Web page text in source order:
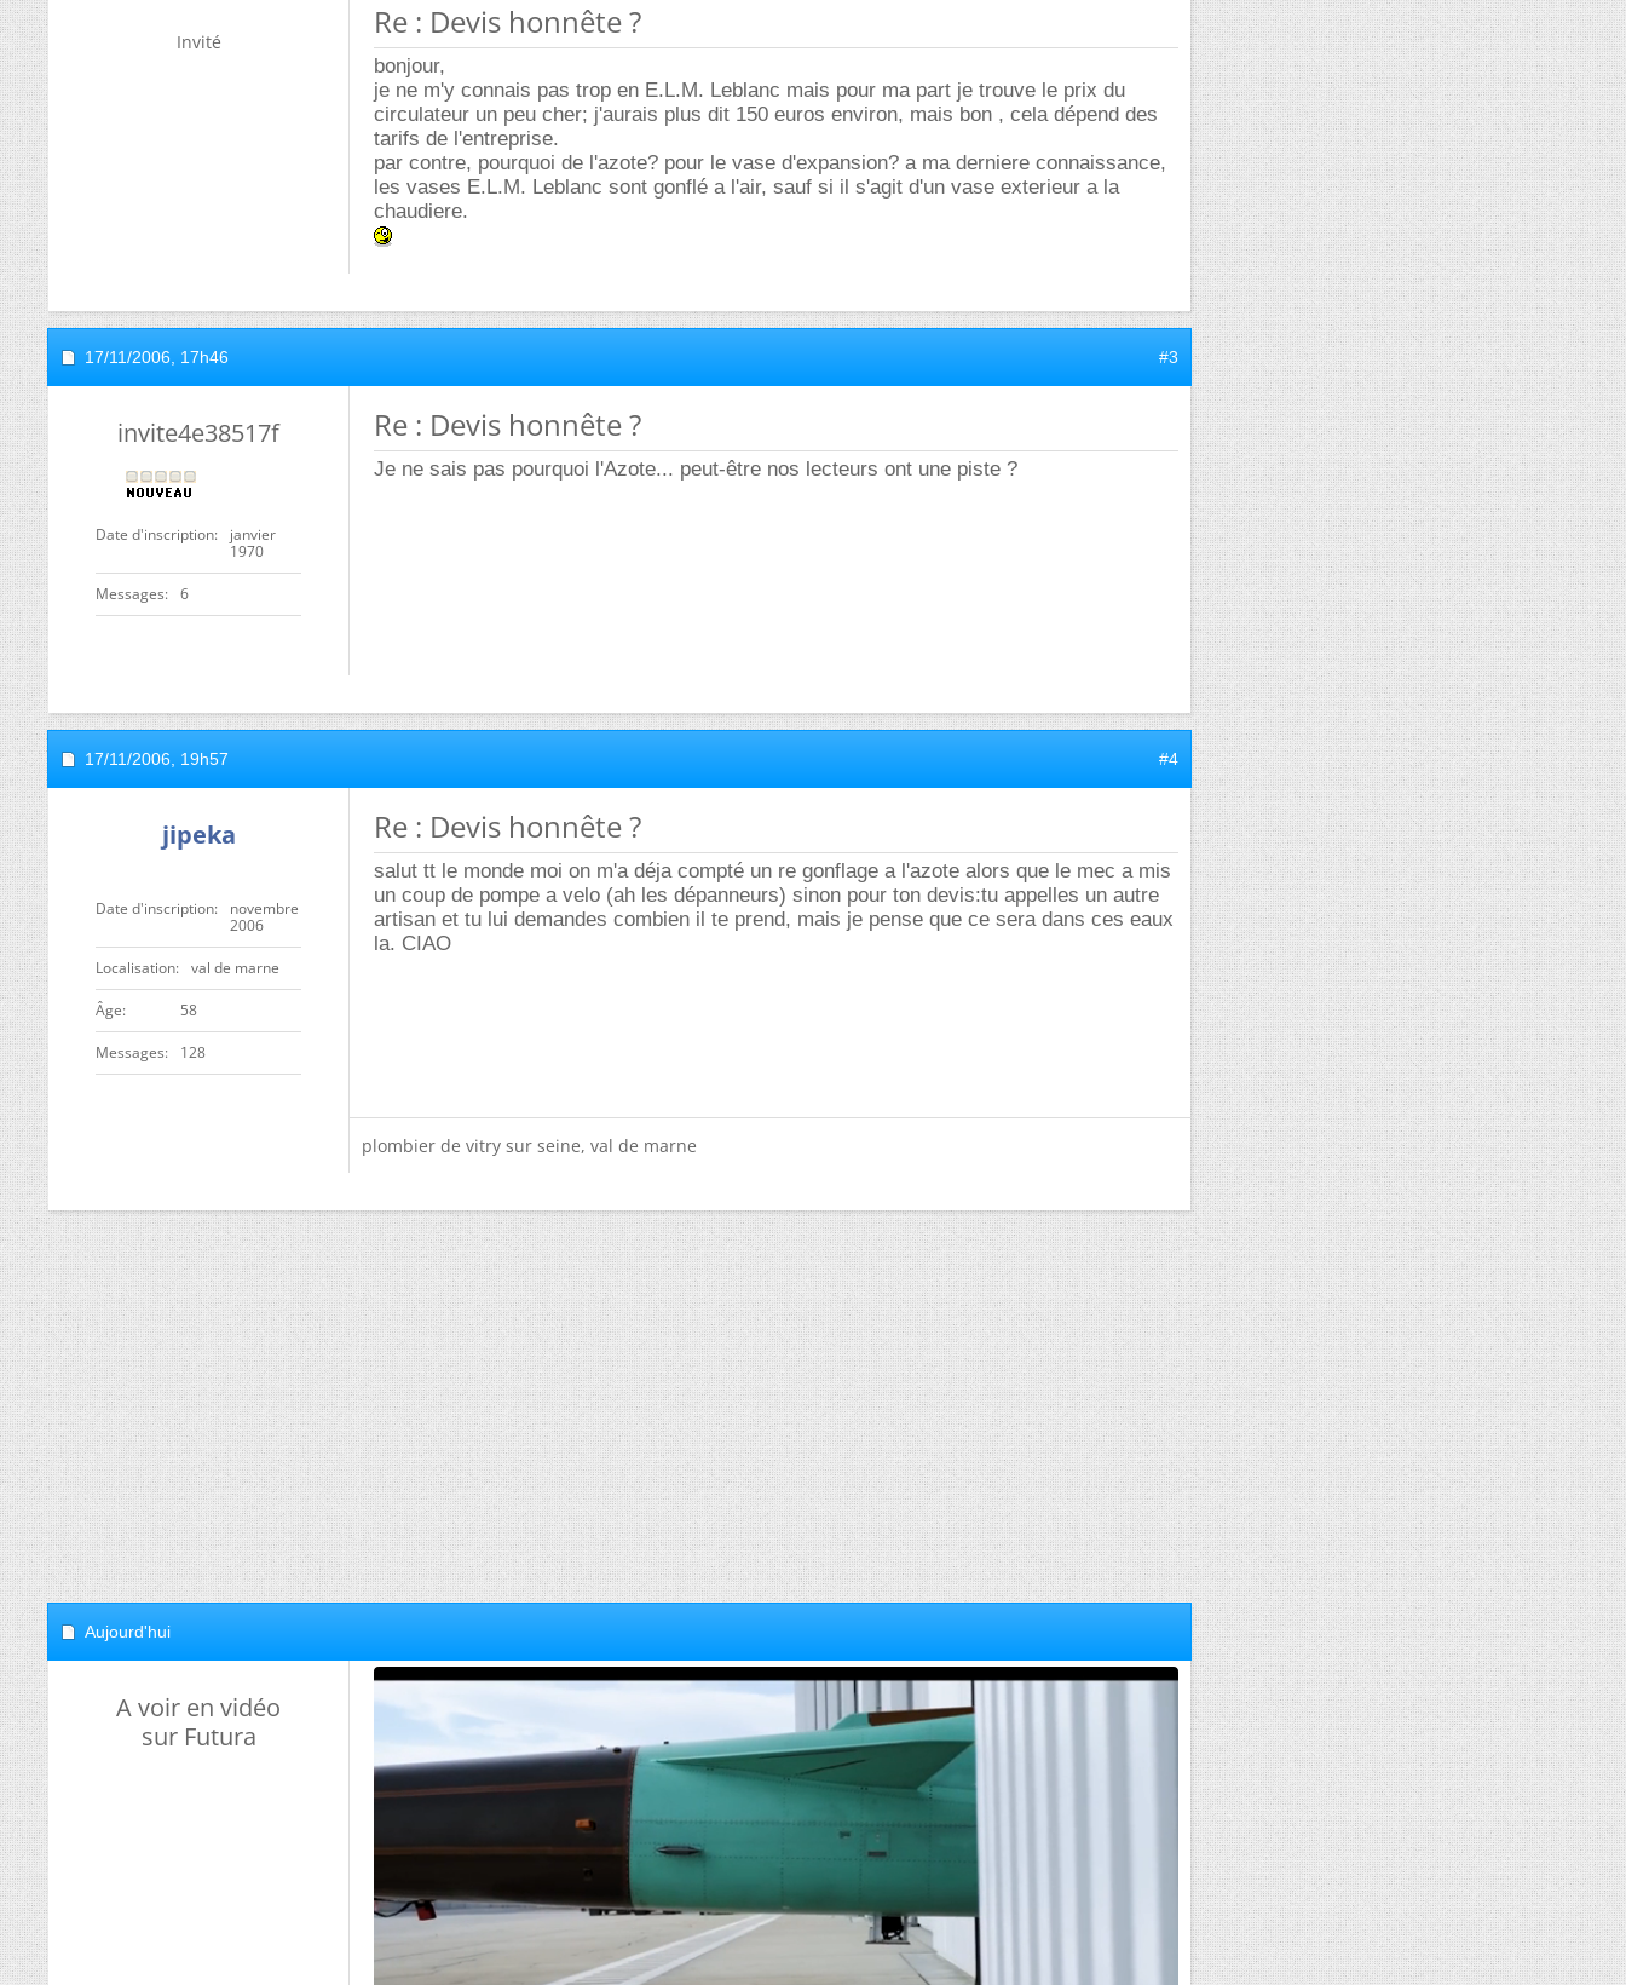
Invité
Re : Devis honnête ?
bonjour,
je ne m'y connais pas trop en E.L.M. Leblanc mais pour ma part je trouve le prix du
circulateur un peu cher; j'aurais plus dit 150 euros environ, mais bon , cela dépend des
tarifs de l'entreprise.
par contre, pourquoi de l'azote? pour le vase d'expansion? a ma derniere connaissance,
les vases E.L.M. Leblanc sont gonflé a l'air, sauf si il s'agit d'un vase exterieur a la
chaudiere.
17/11/2006, 17h46 #3
invite4e38517f
Date d'inscription
janvier
1970
Messages 6
Re : Devis honnête ?
Je ne sais pas pourquoi l'Azote... peut-être nos lecteurs ont une piste ?
17/11/2006, 19h57 #4
jipeka
Date d'inscription
novembre
2006
Localisation val de marne
ge 58
Messages 128
Re : Devis honnête ?
salut tt le monde moi on m'a déja compté un re gonflage a l'azote alors que le mec a mis
un coup de pompe a velo (ah les dépanneurs) sinon pour ton devis:tu appelles un autre
artisan et tu lui demandes combien il te prend, mais je pense que ce sera dans ces eaux
la. CIAO
plombier de vitry sur seine, val de marne
Aujourd'hui
A voir en vidéo
sur Futura